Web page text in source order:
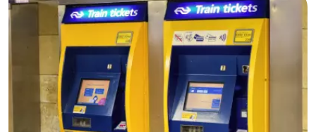
toeristen
adressen
Contact